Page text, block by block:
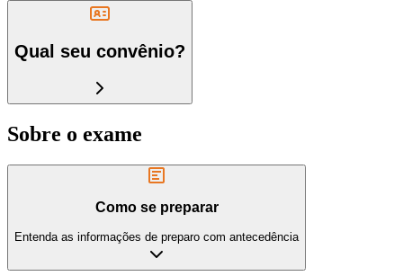
Qual seu convênio?
Sobre o exame
Como se preparar
Entenda as informações de preparo com antecedência